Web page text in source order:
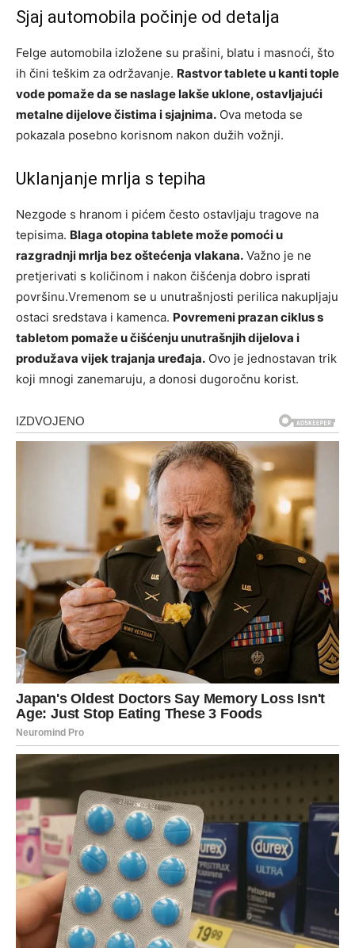
Sjaj automobila počinje od detalja
Felge automobila izložene su prašini, blatu i masnoći, što
ih čini teškim za održavanje. Rastvor tablete u kanti tople
vode pomaže da se naslage lakše uklone, ostavljajući
metalne dijelove čistima i sjajnima. Ova metoda se
pokazala posebno korisnom nakon dužih vožnji.
Uklanjanje mrlja s tepiha
Nezgode s hranom i pićem često ostavljaju tragove na
tepisima. Blaga otopina tablete može pomoći u
razgradnji mrlja bez oštećenja vlakana. Važno je ne
pretjerivati s količinom i nakon čišćenja dobro isprati
površinu.Vremenom se u unutrašnjosti perilica nakupljaju
ostaci sredstava i kamenca. Povremeni prazan ciklus s
tabletom pomaže u čišćenju unutrašnjih dijelova i
produžava vijek trajanja uređaja. Ovo je jednostavan trik
koji mnogi zanemaruju, a donosi dugoročnu korist.